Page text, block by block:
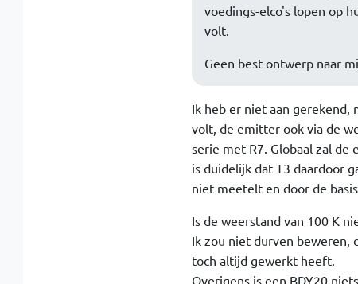
voedings-elco's lopen op
volt.
Geen best ontwerp naar
Ik heb er niet aan gerekend,
volt, de emitter ook via de
serie met R7. Globaal zal
is duidelijk dat T3 daardoor
niet meetelt en door de
Is de weerstand van 100 K
Ik zou niet durven
toch altijd gewerkt heeft.
Overigens is een BDY20